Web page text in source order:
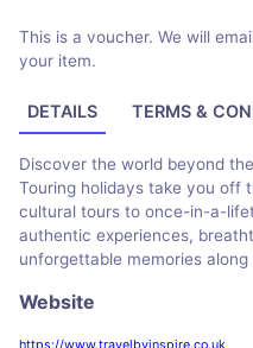
This is a voucher. We will
your item.
DETAILS TERMS &
Discover the world beyond
Touring holidays take you
cultural tours to once-in-a-
authentic experiences,
unforgettable memories
Website